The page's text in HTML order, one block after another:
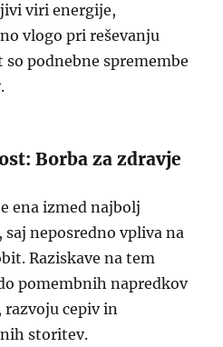
viri energije,
vlogo pri reševanju
podnebne spremembe
Borba za zdravje
ena izmed najbolj
neposredno vpliva na
Raziskave na tem
pomembnih napredkov
cepiv in
storitev.